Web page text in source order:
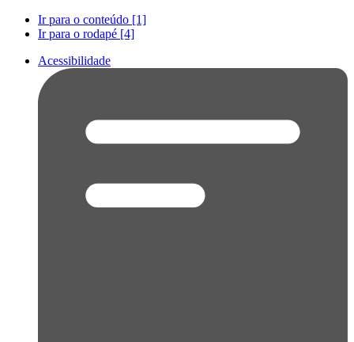
Ir para o conteúdo [1]
Ir para o rodapé [4]
Acessibilidade